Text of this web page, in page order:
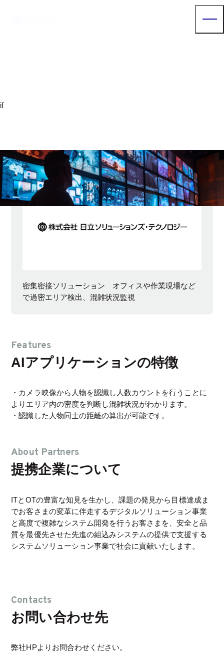
if
密集密接ソリューション オフィスや作業現場など
で過密エリア検出、混雑状況監視
Features
AIアプリケーションの特徴
・カメラ映像から人物を認識し人数カウントを行うことに
よりエリア内の密度を判断し混雑状況がわかります。
・認識した人物同士の距離の算出が可能です。
About Partners
提携企業について
ITとOTの豊富な知見を生かし、課題の発見から目標達成ま
でお客さまの変革に伴走するデジタルソリューション事業
と高度で複雑なシステム開発を行うお客さまを、安全と品
質を最優先させた先進の組込みシステムの提供で支援する
システムソリューション事業で社会に貢献いたします。
Contacts
お問い合わせ先
弊社HPよりお問合わせください。